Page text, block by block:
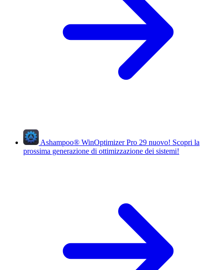
Ashampoo® WinOptimizer Pro 29 nuovo! Scopri la
prossima generazione di ottimizzazione dei sistemi!